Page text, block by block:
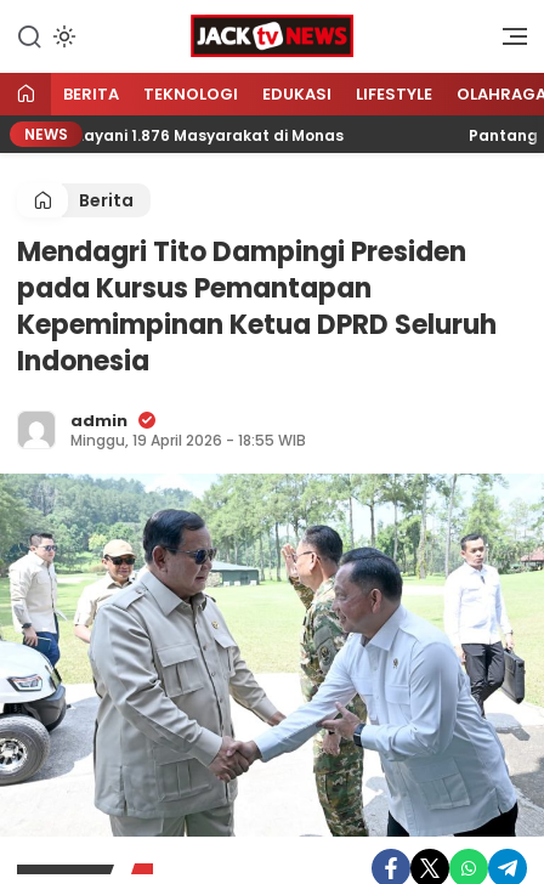
konten
Jacktvnews.com
Sumber Referensi Terpercaya
BERITA TEKNOLOGI EDUKASI LIFESTYLE
NEWS
Layani 1.876 Masyarakat di Monas Pantang
Berita
Mendagri Tito Dampingi Presiden
pada Kursus Pemantapan
Kepemimpinan Ketua DPRD Seluruh
Indonesia
admin
Minggu, 19 April 2026 - 18:55 WIB